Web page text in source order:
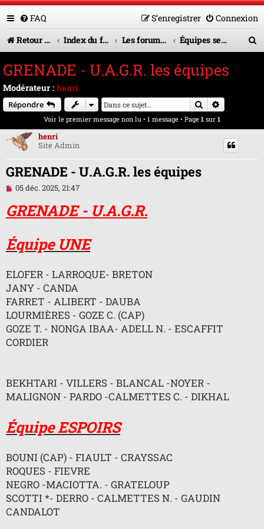
FAQ Connexion
S’enregistrer
Retour vers le site U.A.G.R.
Index du forum Les forums en service Équipes seniors
r
GRENADE - U.A.G.R. les équipes
Modérateur : henri
Répondre Rechercher
Voir le premier message non lu • 1 message • Page 1 sur 1
henri
Site Admin
GRENADE - U.A.G.R. les équipes
M
s
s
e
n
l
u
05 déc. 2025, 21:47
GRENADE - U.A.G.R.
Équipe UNE
ELOFER - LARROQUE- BRETON
JANY - CANDA
FARRET - ALIBERT - DAUBA
LOURMIÈRES - GOZE C. (CAP)
GOZE T. - NONGA IBAA- ADELL N. - ESCAFFIT
CORDIER
BEKHTARI - VILLERS - BLANCAL -NOYER -
MALIGNON - PARDO -CALMETTES C. - DIKHAL
Équipe ESPOIRS
BOUNI (CAP) - FIAULT - CRAYSSAC
ROQUES - FIEVRE
NEGRO -MACIOTTA. - GRATELOUP
SCOTTI *- DERRO - CALMETTES N. - GAUDIN
CANDALOT